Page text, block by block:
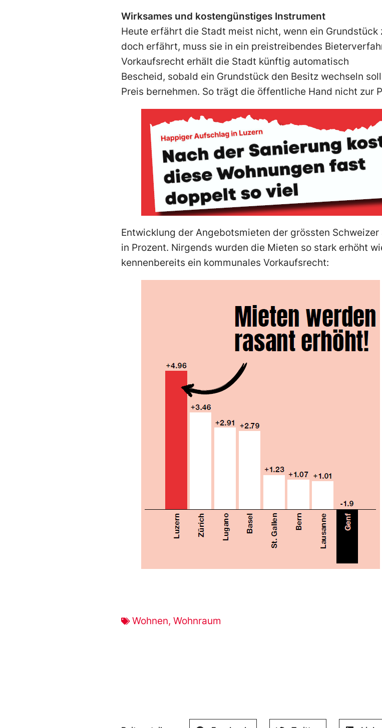
Wirksames und kostengünstiges Instrument
Heute erfährt die Stadt meist nicht, wenn ein Grundstück
doch erfährt, muss sie in ein preistreibendes
Vorkaufsrecht erhält die Stadt künftig automatisch
Bescheid, sobald ein Grundstück den Besitz wechseln
Preis bernehmen. So trägt die öffentliche Hand nicht zur
Entwicklung der Angebotsmieten der grössten
in Prozent. Nirgends wurden die Mieten so stark erhöht
kennenbereits ein kommunales Vorkaufsrecht:
Wohnen, Wohnraum